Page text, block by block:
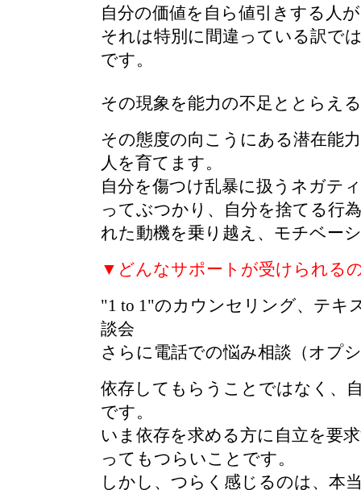
自分の価値を自ら値引きする人
それは特別に間違っている訳で
です。
その現象を能力の不足ととらえ
その態度の向こうにある潜在能
人を育てます。
自分を傷つけ乱暴に扱うネガテ
ってぶつかり、自分を捨てる行
れた動機を乗り越え、モチベー
▼どんなサポートが受けられる
"1 to 1"のカウンセリング、テキ
談会
さらに電話での悩み相談（オプ
依存してもらうことではなく、
です。
いま依存を求める方に自立を要
ってもつらいことです。
しかし、つらく感じるのは、本